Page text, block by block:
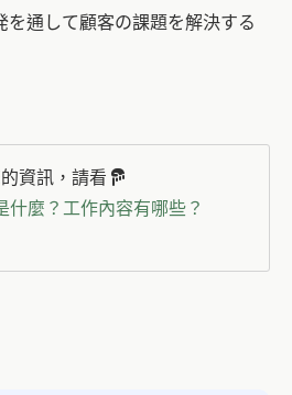
を通して顧客の課題を解決する
資訊，請看
什麼？工作內容有哪些？